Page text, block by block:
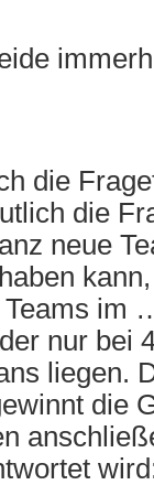
die
die
neue
Teams im
nur bei
liegen.
die